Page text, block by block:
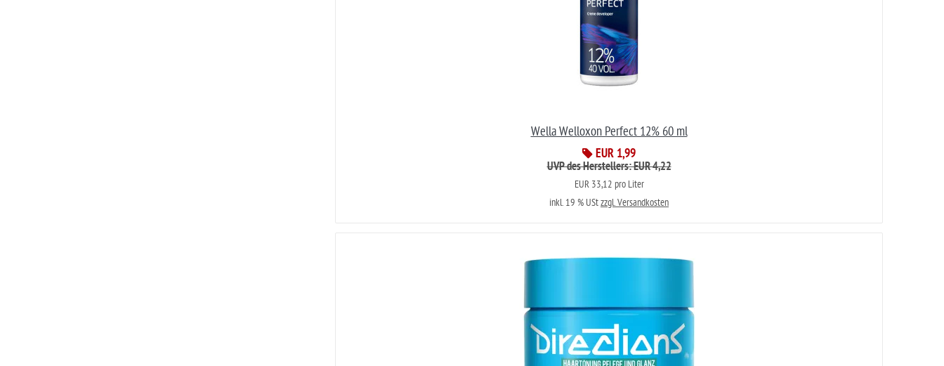
Wella Welloxon Perfect 12% 60 ml
EUR 1,99
UVP des Herstellers: EUR 4,22
EUR 33,12 pro Liter
inkl. 19 % UStzzgl. Versandkosten